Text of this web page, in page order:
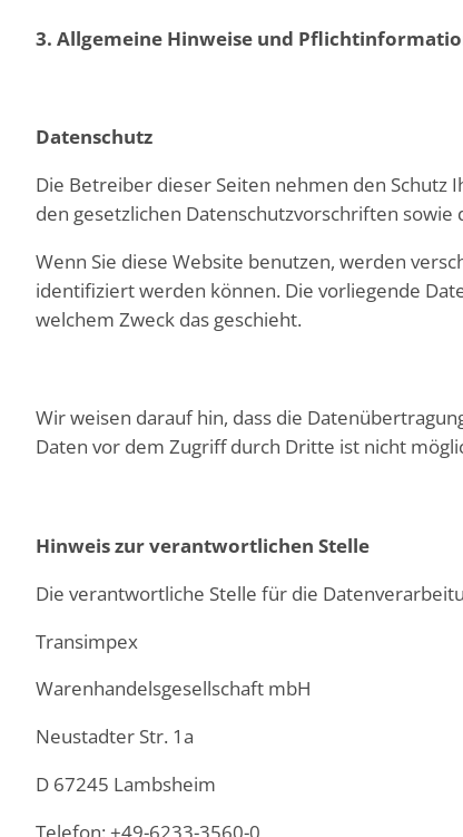
3. Allgemeine Hinweise und
Datenschutz
Die Betreiber dieser Seiten nehmen den
den gesetzlichen Datenschutzvorschriften sowie
Wenn Sie diese Website benutzen, werden
identifiziert werden können. Die vorliegende
welchem Zweck das geschieht.
Wir weisen darauf hin, dass die
Daten vor dem Zugriff durch Dritte ist nicht
Hinweis zur verantwortlichen Stelle
Die verantwortliche Stelle für die
Transimpex
Warenhandelsgesellschaft mbH
Neustadter Str. 1a
D 67245 Lambsheim
Telefon: +49-6233-3560-0